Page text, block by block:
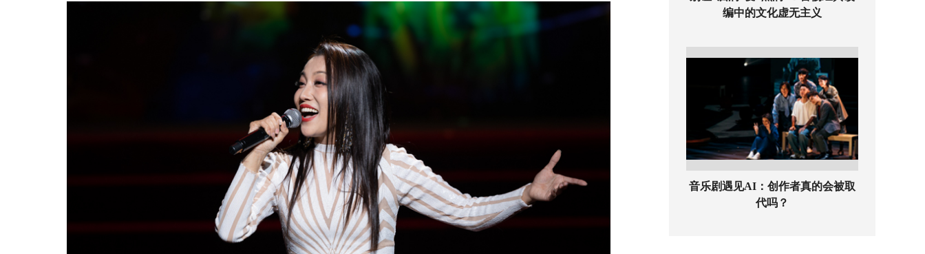
编中的文化虚无主义
音乐剧遇见AI：创作者真的会被取
代吗？